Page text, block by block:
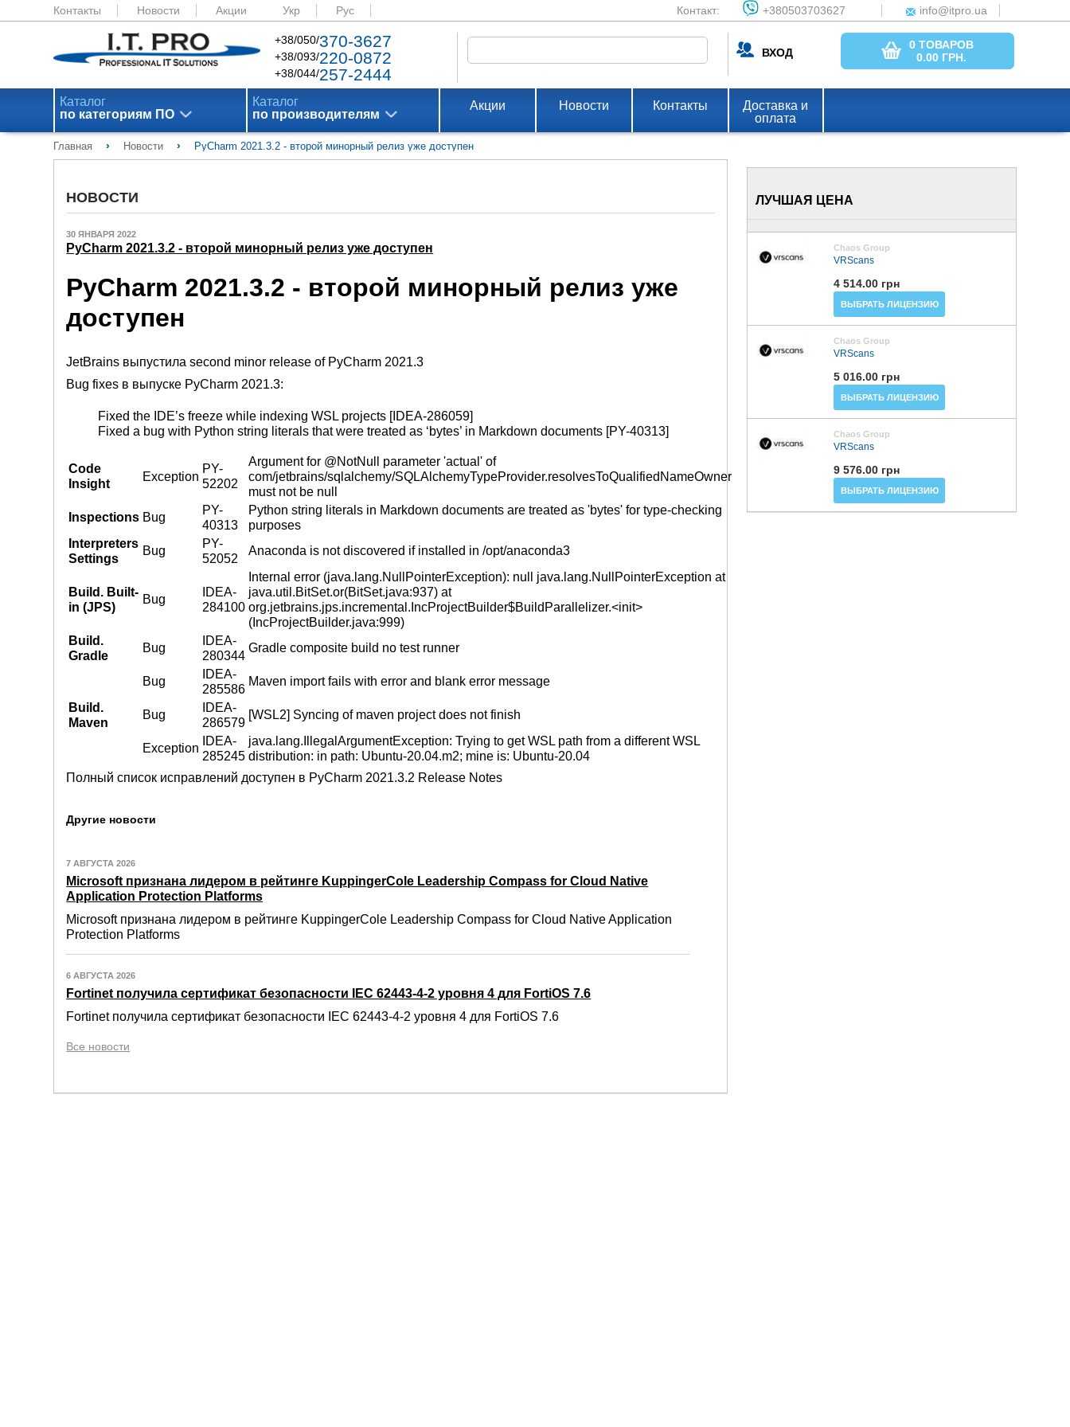
Контакты Новости Акции Укр Рус Контакт: +380503703627 info@itpro.ua
+38/050/370-3627
+38/093/220-0872
+38/044/257-2444
ВХОД
0 ТОВАРОВ
0.00 ГРН.
Каталог
по категориям ПО
Каталог
по производителям
Акции Новости Контакты
Доставка и
оплата
Главная › Новости › PyCharm 2021.3.2 - второй минорный релиз уже доступен
НОВОСТИ
30 ЯНВАРЯ 2022
PyCharm 2021.3.2 - второй минорный релиз уже доступен
PyCharm 2021.3.2 - второй минорный релиз уже
доступен
JetBrains выпустила second minor release of PyCharm 2021.3
Bug fixes в выпуске PyCharm 2021.3:
Fixed the IDE’s freeze while indexing WSL projects [IDEA-286059]
Fixed a bug with Python string literals that were treated as ‘bytes’ in Markdown documents [PY-40313]
Code
Insight
Exception
PY-
52202
Argument for @NotNull parameter 'actual' of
com/jetbrains/sqlalchemy/SQLAlchemyTypeProvider.resolvesToQualifiedNameOwner
must not be null
Inspections Bug
PY-
40313
Python string literals in Markdown documents are treated as 'bytes' for type-checking
purposes
Interpreters
Settings
Bug
PY-
52052
Anaconda is not discovered if installed in /opt/anaconda3
Build. Built-
in (JPS)
Bug
IDEA-
284100
Internal error (java.lang.NullPointerException): null java.lang.NullPointerException at
java.util.BitSet.or(BitSet.java:937) at
org.jetbrains.jps.incremental.IncProjectBuilder$BuildParallelizer.<init>
(IncProjectBuilder.java:999)
Build.
Gradle
Bug
IDEA-
280344
Gradle composite build no test runner
Build.
Maven
Bug
IDEA-
285586
Maven import fails with error and blank error message
Bug
IDEA-
286579
[WSL2] Syncing of maven project does not finish
Exception
IDEA-
285245
java.lang.IllegalArgumentException: Trying to get WSL path from a different WSL
distribution: in path: Ubuntu-20.04.m2; mine is: Ubuntu-20.04
Полный список исправлений доступен в PyCharm 2021.3.2 Release Notes
Другие новости
7 АВГУСТА 2026
Microsoft признана лидером в рейтинге KuppingerCole Leadership Compass for Cloud Native
Application Protection Platforms
Microsoft признана лидером в рейтинге KuppingerCole Leadership Compass for Cloud Native Application
Protection Platforms
6 АВГУСТА 2026
Fortinet получила сертификат безопасности IEC 62443-4-2 уровня 4 для FortiOS 7.6
Fortinet получила сертификат безопасности IEC 62443-4-2 уровня 4 для FortiOS 7.6
Все новости
ЛУЧШАЯ ЦЕНА
Chaos Group
VRScans
4 514.00 грн
ВЫБРАТЬ ЛИЦЕНЗИЮ
Chaos Group
VRScans
5 016.00 грн
ВЫБРАТЬ ЛИЦЕНЗИЮ
Chaos Group
VRScans
9 576.00 грн
ВЫБРАТЬ ЛИЦЕНЗИЮ